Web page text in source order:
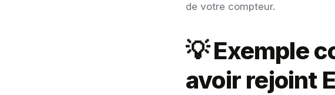
de votre compteur.
💡 Exemple
avoir rejoint